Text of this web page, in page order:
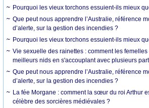
Pourquoi les vieux torchons essuient-ils mieux
Que peut nous apprendre l’Australie, référence
d’alerte, sur la gestion des incendies ?
Pourquoi les vieux torchons essuient-ils mieux
Vie sexuelle des rainettes : comment les
meilleurs nids en s'accouplant avec plusieurs
Que peut nous apprendre l’Australie, référence
d’alerte, sur la gestion des incendies ?
La fée Morgane : comment la sœur du roi Arthur
célèbre des sorcières médiévales ?